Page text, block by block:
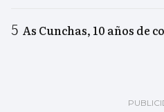
As Cunchas, 10 años de